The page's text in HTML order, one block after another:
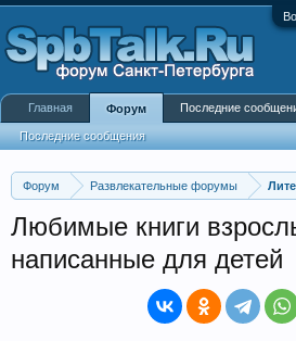
Форум Развлекательные форумы
Любимые книги
написанные для детей
Главная Форум
Последние сообщения
Последние